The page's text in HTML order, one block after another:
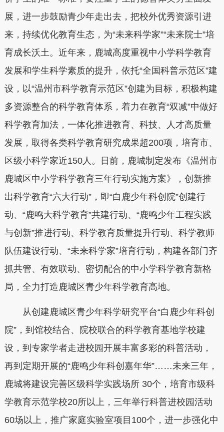
展，进一步鼓励青少年走出去，把校外优秀资源引进
来，持续优化教育生态，为“未来科学家”“未来院士”培
育成长沃土。近年来，鹿城高度重视中小学科学教育
发展和学生科学素质的提升，依托“全国科普示范区”建
设，以“温州市科学教育示范区”创建为目标，积极构建
多资源整合的科学教育体系，着力在教育“双减”中做好
科学教育加法，一体化推进教育、科技、人才高质量
发展，取得各类科学教育研究成果超200项，培育市、
区级小科学家近150人。日前，鹿城制定发布《温州市
鹿城区中小学科学教育三年行动实施方案》，创新推
出科学教育“六大行动”，即“白鹿少年科创院”创建行
动、“鹿鸣大科学教育”共建行动、“鹿鸣少年工程实践
与创新”推进行动、科学教育质量提升行动、科学教师
队伍建设行动、“未来科学家”培育行动，构建各部门齐
抓共管、有效联动、密切配合的中小学科学教育新格
局，全力打造鹿城区青少年科学教育高地。
从创建鹿城区青少年科学研究平台“白鹿少年科创
院”，到馆校结合、院校联合的科学教育基地学校建
设，到专家学者走进校园开展丰富多彩的科普活动，
再到定期开展的“鹿鸣少年科创嘉年华”……未来三年，
鹿城将建设完善区级科学实践场所 30个，培育市级科
学教育示范学校20所以上，三年举行科普进校园活动
60场以上，推广家庭实验室项目100个，进一步强化中